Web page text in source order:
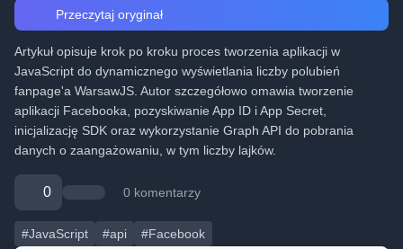
Przeczytaj oryginał
Artykuł opisuje krok po kroku proces tworzenia aplikacji w
JavaScript do dynamicznego wyświetlania liczby polubień
fanpage'a WarsawJS. Autor szczegółowo omawia tworzenie
aplikacji Facebooka, pozyskiwanie App ID i App Secret,
inicjalizację SDK oraz wykorzystanie Graph API do pobrania
danych o zaangażowaniu, w tym liczby lajków.
0 0 komentarzy
#JavaScript #api #Facebook